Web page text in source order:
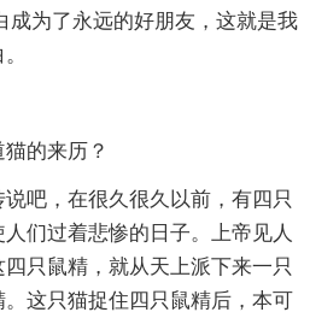
成为了永远的好朋友，这就是我
的来历？
吧，在很久很久以前，有四只
们过着悲惨的日子。上帝见人
只鼠精，就从天上派下来一只
这只猫捉住四只鼠精后，本可